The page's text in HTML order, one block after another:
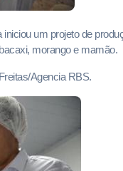
um projeto de
morango e mamão.
Agencia RBS.